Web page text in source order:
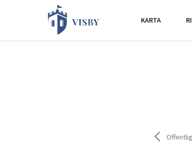
KARTA